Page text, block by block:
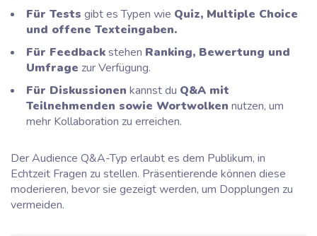
Für Tests gibt es Typen wie Quiz, Multiple Choice
und offene Texteingaben.
Für Feedbackstehen Ranking, Bewertung und
Umfrage zur Verfügung.
Für Diskussionen kannst du Q&A mit
Teilnehmenden sowie Wortwolken nutzen, um
mehr Kollaboration zu erreichen.
Der Audience Q&A-Typ erlaubt es dem Publikum, in
Echtzeit Fragen zu stellen. Präsentierende können diese
moderieren, bevor sie gezeigt werden, um Dopplungen zu
vermeiden.